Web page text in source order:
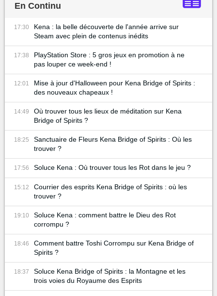
En Continu
17:30
Kena : la belle découverte de l'année arrive sur
Steam avec plein de contenus inédits
17:38
PlayStation Store : 5 gros jeux en promotion à ne
pas louper ce week-end !
12:01
Mise à jour d'Halloween pour Kena Bridge of Spirits :
des nouveaux chapeaux !
14:49
Où trouver tous les lieux de méditation sur Kena
Bridge of Spirits ?
18:25
Sanctuaire de Fleurs Kena Bridge of Spirits : Où les
trouver ?
17:56 Soluce Kena : Où trouver tous les Rot dans le jeu ?
15:12
Courrier des esprits Kena Bridge of Spirits : où les
trouver ?
19:10
Soluce Kena : comment battre le Dieu des Rot
corrompu ?
18:46
Comment battre Toshi Corrompu sur Kena Bridge of
Spirits ?
18:37
Soluce Kena Bridge of Spirits : la Montagne et les
trois voies du Royaume des Esprits